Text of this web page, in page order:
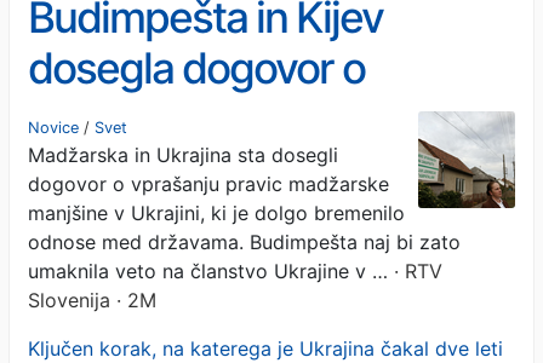
Budimpešta in Kijev
dosegla dogovor o
pravicah madžarske
manjšine v Ukrajini
Novice / Svet
Madžarska in Ukrajina sta dosegli
dogovor o vprašanju pravic madžarske
manjšine v Ukrajini, ki je dolgo bremenilo
odnose med državama. Budimpešta naj bi zato
umaknila veto na članstvo Ukrajine v … · RTV
Slovenija · 2M
Ključen korak, na katerega je Ukrajina čakal dve leti